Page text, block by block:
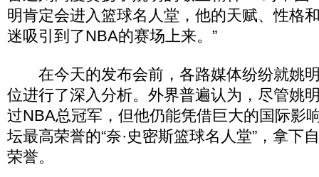
明肯定会进入篮球名人堂，他的天赋、性格
迷吸引到了NBA的赛场上来。”
在今天的发布会前，各路媒体纷纷就姚
位进行了深入分析。外界普遍认为，尽管姚
过NBA总冠军，但他仍能凭借巨大的国际影
坛最高荣誉的“奈·史密斯篮球名人堂”，拿下
荣誉。